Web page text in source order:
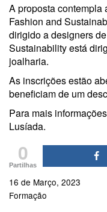
A proposta contempla
Fashion and
dirigido a designers
Sustainability está
joalharia.
As inscrições estão
beneficiam de um
Para mais
Lusíada.
0
Partilhas
16 de Março, 2023
Formação